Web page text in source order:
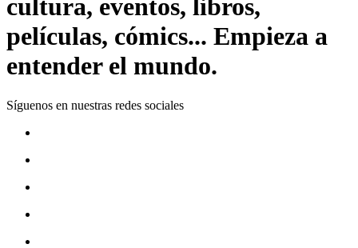
cultura, eventos, libros,
películas, cómics... Empieza a
entender el mundo.
Síguenos en nuestras redes sociales